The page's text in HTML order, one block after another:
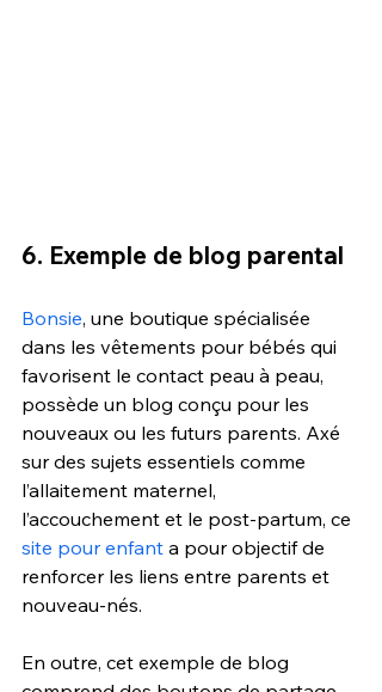
6. Exemple de blog parental
Bonsie, une boutique spécialisée
dans les vêtements pour bébés qui
favorisent le contact peau à peau,
possède un blog conçu pour les
nouveaux ou les futurs parents. Axé
sur des sujets essentiels comme
l’allaitement maternel,
l’accouchement et le post-partum, ce
site pour enfant a pour objectif de
renforcer les liens entre parents et
nouveau-nés.
En outre, cet exemple de blog